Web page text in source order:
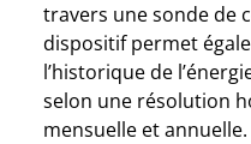
travers une sonde de
dispositif permet
l’historique de
selon une résolution
mensuelle et